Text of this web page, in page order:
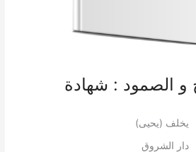
و الصمود : شهادة
يخلف (يحيى)
دار الشروق